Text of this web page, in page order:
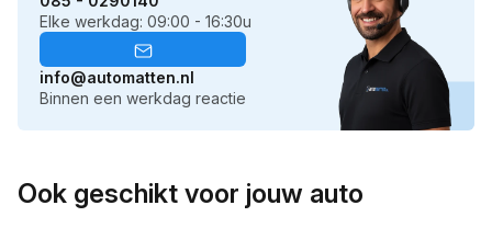
Elke werkdag: 09:00 - 16:30u
info@automatten.nl
Binnen een werkdag reactie
Ook geschikt voor jouw auto